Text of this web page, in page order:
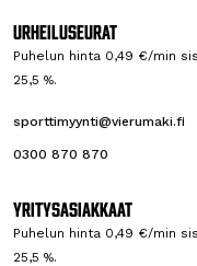
Kevennyshy
ppy
Vauhditon
pituus
39€/hlö (alv
25,5) ja 31,10
Urheiluseurat
Puhelun hinta 0,49 €/min
25,5 %.
sporttimyynti@vierumaki.fi
0300 870 870
Yritysasiakkaat
Puhelun hinta 0,49 €/min
25,5 %.